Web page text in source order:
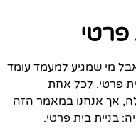
פרטי
מי שמגיע למעמד עומד
פרטי. לכל אחת
אך אנחנו במאמר הזה
בניית בית פרטי.